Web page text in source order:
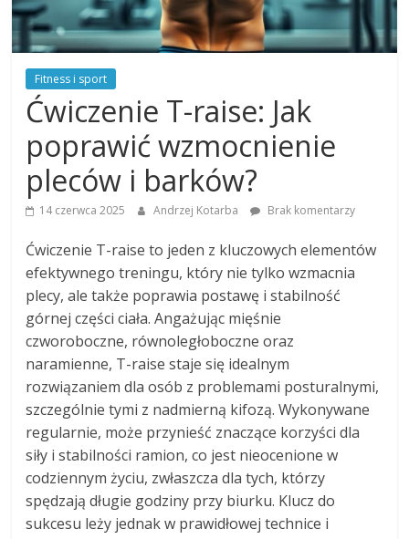
Fitness i sport
Ćwiczenie T-raise: Jak
poprawić wzmocnienie
pleców i barków?
14 czerwca 2025 Andrzej Kotarba Brak komentarzy
Ćwiczenie T-raise to jeden z kluczowych elementów
efektywnego treningu, który nie tylko wzmacnia
plecy, ale także poprawia postawę i stabilność
górnej części ciała. Angażując mięśnie
czworoboczne, równoległoboczne oraz
naramienne, T-raise staje się idealnym
rozwiązaniem dla osób z problemami posturalnymi,
szczególnie tymi z nadmierną kifozą. Wykonywane
regularnie, może przynieść znaczące korzyści dla
siły i stabilności ramion, co jest nieocenione w
codziennym życiu, zwłaszcza dla tych, którzy
spędzają długie godziny przy biurku. Klucz do
sukcesu leży jednak w prawidłowej technice i